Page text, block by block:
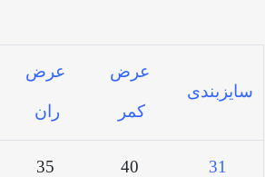
سایزبندی
عرض
کمر
عرض
ران
31
40
35